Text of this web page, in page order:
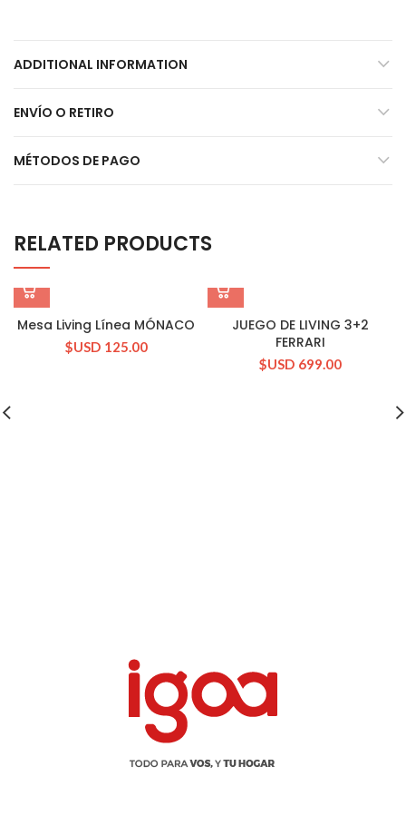
ADDITIONAL INFORMATION
ENVÍO O RETIRO
MÉTODOS DE PAGO
RELATED PRODUCTS
Mesa Living Línea MÓNACO
$USD 125.00
JUEGO DE LIVING 3+2
FERRARI
$USD 699.00